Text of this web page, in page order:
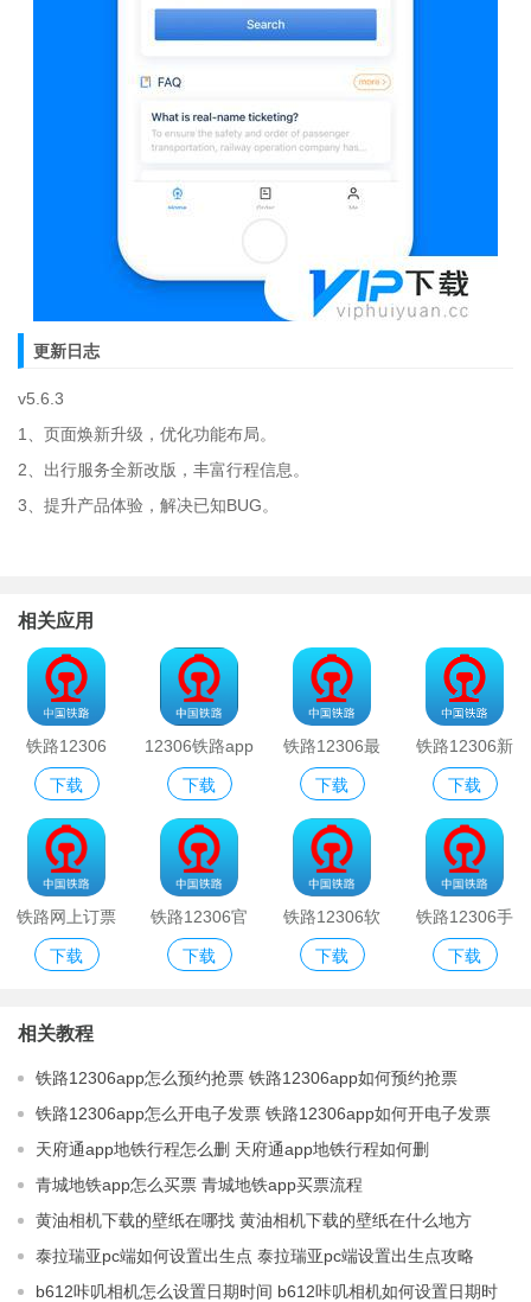
更新日志
v5.6.3
1、页面焕新升级，优化功能布局。
2、出行服务全新改版，丰富行程信息。
3、提升产品体验，解决已知BUG。
相关应用
铁路12306
下载
12306铁路app
下载
铁路12306最
新版app
下载
铁路12306新
版
下载
铁路网上订票
官网12306手
下载
铁路12306官
网版
下载
铁路12306软
件
下载
铁路12306手
机版
下载
相关教程
铁路12306app怎么预约抢票 铁路12306app如何预约抢票
铁路12306app怎么开电子发票 铁路12306app如何开电子发票
天府通app地铁行程怎么删 天府通app地铁行程如何删
青城地铁app怎么买票 青城地铁app买票流程
黄油相机下载的壁纸在哪找 黄油相机下载的壁纸在什么地方
泰拉瑞亚pc端如何设置出生点 泰拉瑞亚pc端设置出生点攻略
b612咔叽相机怎么设置日期时间 b612咔叽相机如何设置日期时